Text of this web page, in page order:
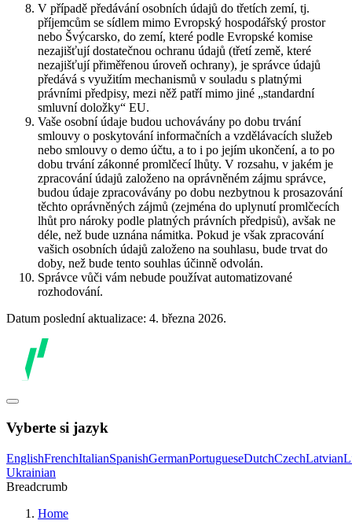
V případě předávání osobních údajů do třetích zemí, tj.
příjemcům se sídlem mimo Evropský hospodářský prostor
nebo Švýcarsko, do zemí, které podle Evropské komise
nezajišťují dostatečnou ochranu údajů (třetí země, které
nezajišťují přiměřenou úroveň ochrany), je správce údajů
předává s využitím mechanismů v souladu s platnými
právními předpisy, mezi něž patří mimo jiné „standardní
smluvní doložky“ EU.
Vaše osobní údaje budou uchovávány po dobu trvání
smlouvy o poskytování informačních a vzdělávacích služeb
nebo smlouvy o demo účtu, a to i po jejím ukončení, a to po
dobu trvání zákonné promlčecí lhůty. V rozsahu, v jakém je
zpracování údajů založeno na oprávněném zájmu správce,
budou údaje zpracovávány po dobu nezbytnou k prosazování
těchto oprávněných zájmů (zejména do uplynutí promlčecích
lhůt pro nároky podle platných právních předpisů), avšak ne
déle, než bude uznána námitka. Pokud je však zpracování
vašich osobních údajů založeno na souhlasu, bude trvat do
doby, než bude tento souhlas účinně odvolán.
Správce vůči vám nebude používat automatizované
rozhodování.
Datum poslední aktualizace: 4. března 2026.
Vyberte si jazyk
EnglishFrenchItalianSpanishGermanPortugueseDutchCzechLatvian
Ukrainian
Breadcrumb
Home